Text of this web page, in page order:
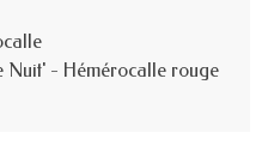
Nuit' - Hémérocalle rouge